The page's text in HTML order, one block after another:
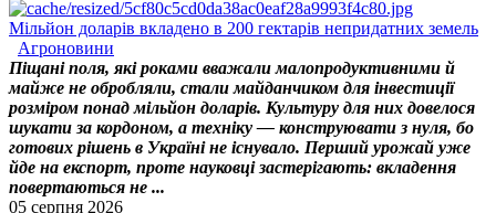
Мільйон доларів вкладено в 200 гектарів непридатних земель
Агроновини
Піщані поля, які роками вважали малопродуктивними й
майже не обробляли, стали майданчиком для інвестиції
розміром понад мільйон доларів. Культуру для них довелося
шукати за кордоном, а техніку — конструювати з нуля, бо
готових рішень в Україні не існувало. Перший урожай уже
йде на експорт, проте науковці застерігають: вкладення
повертаються не ...
05 серпня 2026